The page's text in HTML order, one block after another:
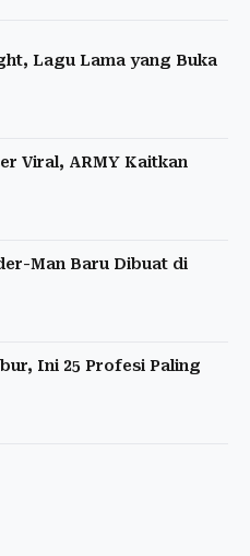
Lagu Lama yang Buka
Viral, ARMY Kaitkan
Man Baru Dibuat di
Ini 25 Profesi Paling